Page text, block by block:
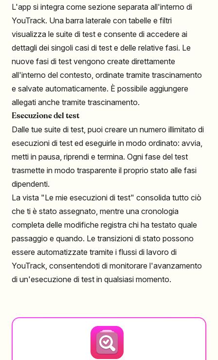
L'app si integra come sezione separata all'interno di
YouTrack. Una barra laterale con tabelle e filtri
visualizza le suite di test e consente di accedere ai
dettagli dei singoli casi di test e delle relative fasi. Le
nuove fasi di test vengono create direttamente
all'interno del contesto, ordinate tramite trascinamento
e salvate automaticamente. È possibile aggiungere
allegati anche tramite trascinamento.
Esecuzione del test
Dalle tue suite di test, puoi creare un numero illimitato di
esecuzioni di test ed eseguirle in modo ordinato: avvia,
metti in pausa, riprendi e termina. Ogni fase del test
trasmette in modo trasparente il proprio stato alle fasi
dipendenti.
La vista "Le mie esecuzioni di test" consolida tutto ciò
che ti è stato assegnato, mentre una cronologia
completa delle modifiche registra chi ha testato quale
passaggio e quando. Le transizioni di stato possono
essere automatizzate tramite i flussi di lavoro di
YouTrack, consentendoti di monitorare l'avanzamento
di un'esecuzione di test in qualsiasi momento.